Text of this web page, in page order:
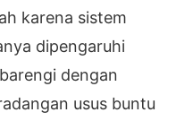
karena sistem
dipengaruhi
dengan
usus buntu